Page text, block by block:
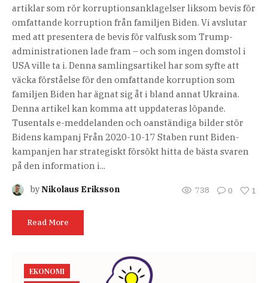
artiklar som rör korruptionsanklagelser liksom bevis för
omfattande korruption från familjen Biden. Vi avslutar
med att presentera de bevis för valfusk som Trump-
administrationen lade fram – och som ingen domstol i
USA ville ta i. Denna samlingsartikel har som syfte att
väcka förståelse för den omfattande korruption som
familjen Biden har ägnat sig åt i bland annat Ukraina.
Denna artikel kan komma att uppdateras löpande.
Tusentals e-meddelanden och oanständiga bilder stör
Bidens kampanj Från 2020-10-17 Staben runt Biden-
kampanjen har strategiskt försökt hitta de bästa svaren
på den information i...
byNikolaus Eriksson 738 0 1
Read More
EKONOMI